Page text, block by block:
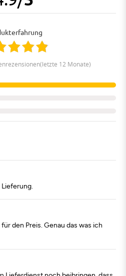
12 Monate)
den Preis. Genau das was ich